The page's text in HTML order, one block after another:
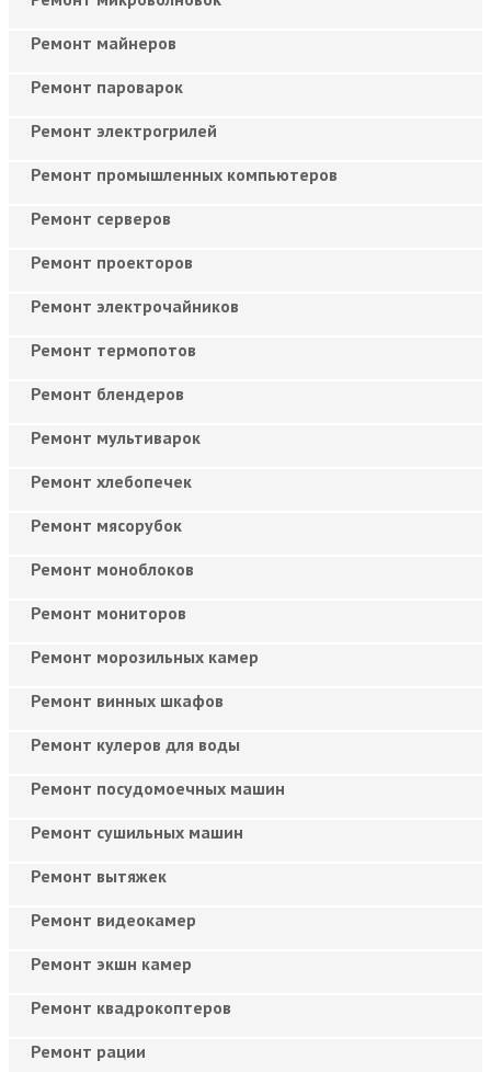
Ремонт майнеров
Ремонт пароварок
Ремонт электрогрилей
Ремонт промышленных компьютеров
Ремонт серверов
Ремонт проекторов
Ремонт электрочайников
Ремонт термопотов
Ремонт блендеров
Ремонт мультиварок
Ремонт хлебопечек
Ремонт мясорубок
Ремонт моноблоков
Ремонт мониторов
Ремонт морозильных камер
Ремонт винных шкафов
Ремонт кулеров для воды
Ремонт посудомоечных машин
Ремонт сушильных машин
Ремонт вытяжек
Ремонт видеокамер
Ремонт экшн камер
Ремонт квадрокоптеров
Ремонт рации